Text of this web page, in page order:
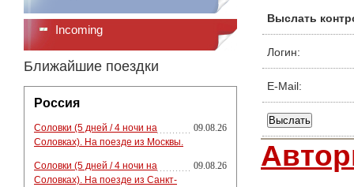
Incoming
Ближайшие поездки
Россия
Соловки (5 дней / 4 ночи на
Соловках). На поезде из Москвы.
09.08.26
Соловки (5 дней / 4 ночи на
Соловках). На поезде из Санкт-
09.08.26
Выслать
Логин:
E-Mail: